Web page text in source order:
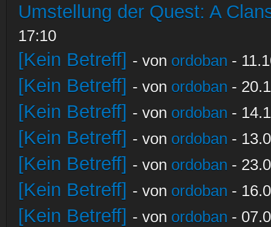
Umstellung der Quest: A
17:10
[Kein Betreff] - von ordoban -
[Kein Betreff] - von ordoban -
[Kein Betreff] - von ordoban -
[Kein Betreff] - von ordoban -
[Kein Betreff] - von ordoban -
[Kein Betreff] - von ordoban -
[Kein Betreff] - von ordoban -